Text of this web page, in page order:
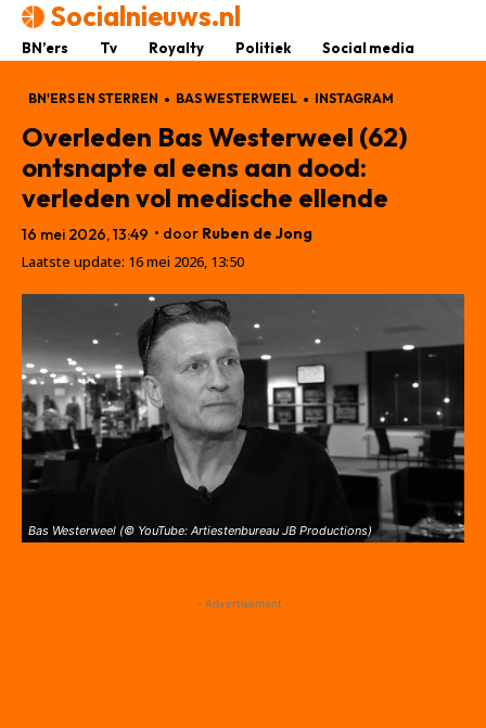
Socialnieuws.nl
BN’ers Tv Royalty Politiek Social media
BN'ERS EN STERREN BAS WESTERWEEL INSTAGRAM
Overleden Bas Westerweel (62)
ontsnapte al eens aan dood:
verleden vol medische ellende
16 mei 2026, 13:49 • door Ruben de Jong
Laatste update: 16 mei 2026, 13:50
Bas Westerweel (© YouTube: Artiestenbureau JB Productions)
- Advertisement -